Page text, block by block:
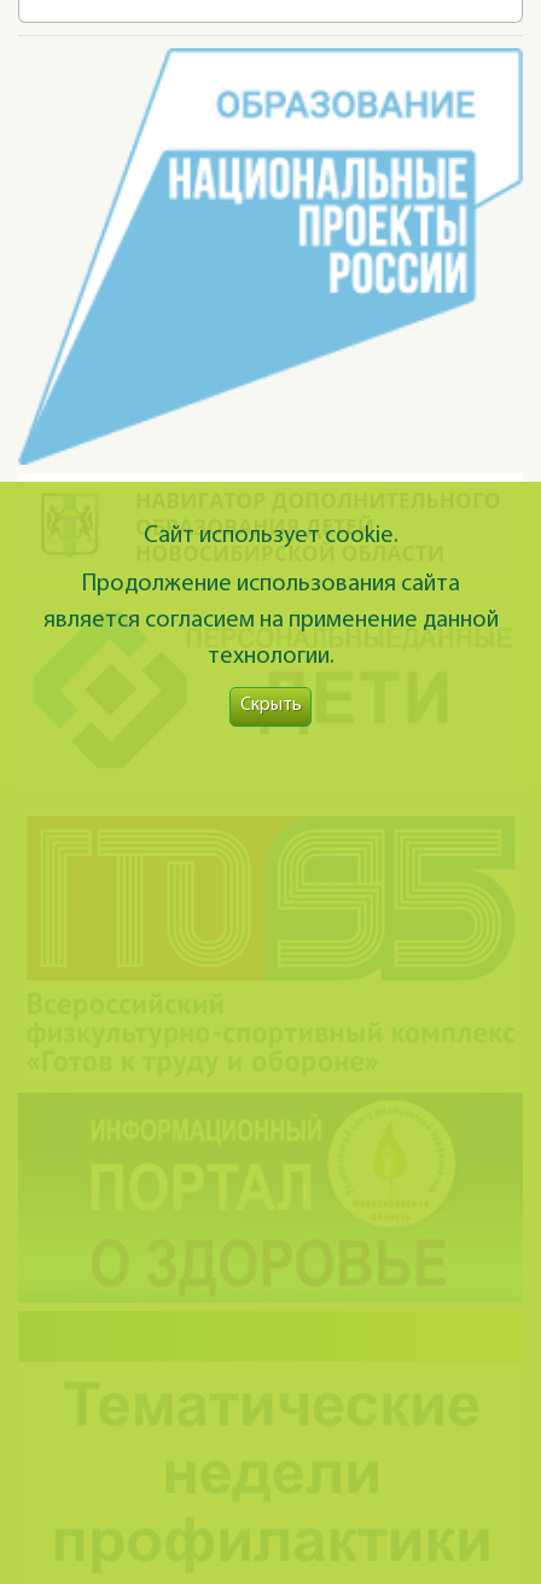
Сайт использует cookie.
Продолжение использования сайта
является согласием на применение данной
технологии.
Скрыть